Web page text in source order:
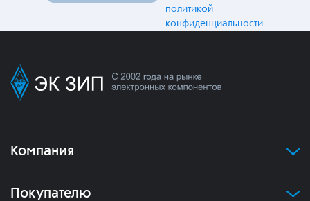
политикой
конфиденциальности
Компания
Покупателю